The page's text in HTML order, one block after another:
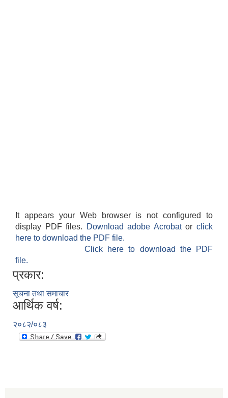
It appears your Web browser is not configured to
display PDF files.
Download adobe Acrobatorclick
here to download the PDF file.
Click here to download the PDF
file.
प्रकार:
सूचना तथा समाचार
आर्थिक वर्ष:
२०८२/०८३